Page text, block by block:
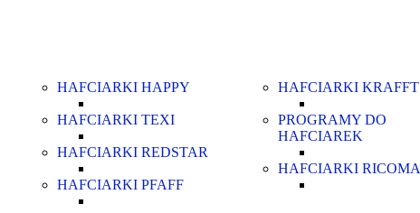
HAFCIARKI HAPPY
HAFCIARKI TEXI
HAFCIARKI REDSTAR
HAFCIARKI PFAFF
HAFCIARKI KRAFFT
PROGRAMY DO
HAFCIAREK
HAFCIARKI RICOMA